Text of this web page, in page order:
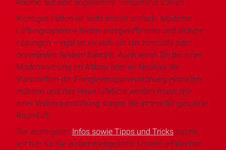
Räume auf eine angenehme Temperatur kühlen.
Richtiges Lüften ist nicht immer einfach. Moderne
Lüftungssysteme bieten energieeffiziente und sichere
Lösungen – egal ob es sich um ein zentrales oder
dezentrales System handelt. Auch wenn Sie bei einer
Modernisierung im Altbau oder im Neubau die
Vorschriften der Energieeinsparverordnung einhalten
müssen und das Haus luftdicht werden muss, mit
einer Wohnraumlüftung sorgen Sie immer für gesunde
Raumluft.
Die wichtigsten Infos sowie Tipps und Tricks haben
wir hier für Sie zusammengestellt. Unsere erfahrenen